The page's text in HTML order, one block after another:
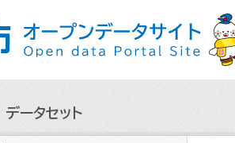
データセット